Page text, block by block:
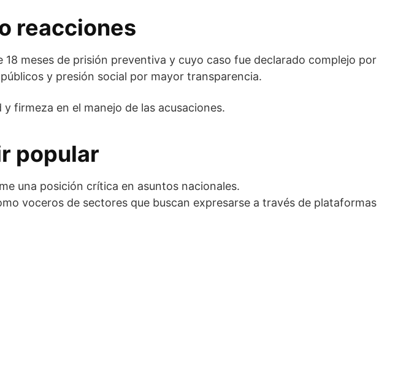
reacciones
meses de prisión preventiva y cuyo caso fue declarado complejo por
y presión social por mayor transparencia.
firmeza en el manejo de las acusaciones.
popular
una posición crítica en asuntos nacionales.
voceros de sectores que buscan expresarse a través de plataformas